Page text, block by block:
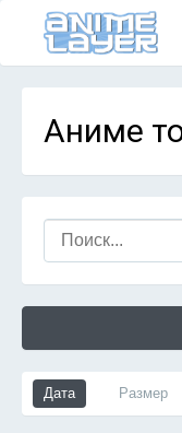
Аниме
Дата Размер